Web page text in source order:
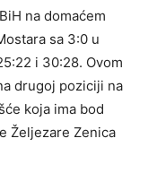
na domaćem
sa 3:0 u
i 30:28. Ovom
drugoj poziciji na
koja ima bod
Željezare Zenica